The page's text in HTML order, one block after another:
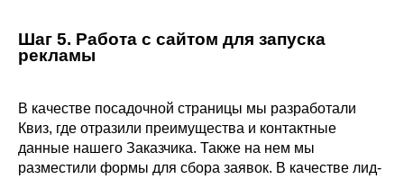
Шаг 5. Работа с сайтом для запуска
рекламы
В качестве посадочной страницы мы разработали
Квиз, где отразили преимущества и контактные
данные нашего Заказчика. Также на нем мы
разместили формы для сбора заявок. В качестве лид-